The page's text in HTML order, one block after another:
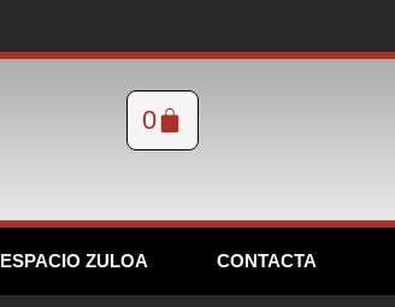
0
ESPACIO ZULOA CONTACTA